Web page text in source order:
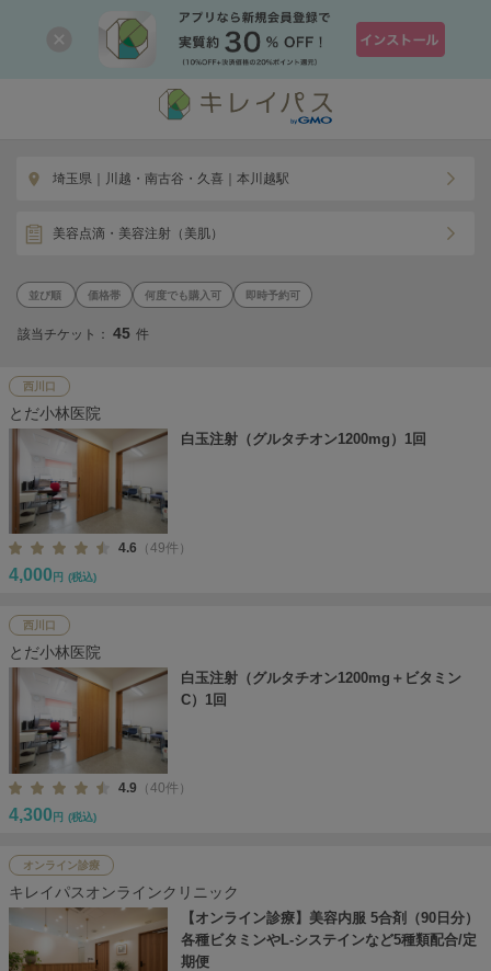
埼玉県｜川越・南古谷・久喜｜本川越駅
美容点滴・美容注射（美肌）
価格帯 何度でも購入可 即時予約可
該当チケット： 45 件
西川口
とだ小林医院
白玉注射（グルタチオン1200mg）1回
4.6 （49件）
4,000 円 (税込)
西川口
とだ小林医院
白玉注射（グルタチオン1200mg＋ビタミン
C）1回
4.9 （40件）
4,300 円 (税込)
オンライン診療
キレイパスオンラインクリニック
【オンライン診療】美容内服 5合剤（90日分）
各種ビタミンやL-システインなど5種類配合/定
期便